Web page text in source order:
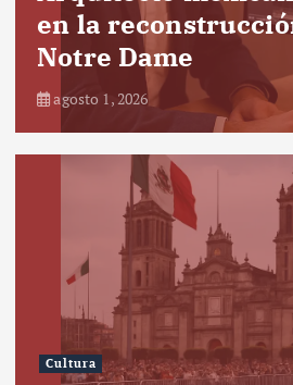
en la
Notre Dame
agosto 1, 2026
Cultura